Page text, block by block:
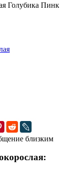
Голубика Пинк
близким